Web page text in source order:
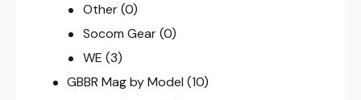
Other (0)
Socom Gear (0)
WE (3)
GBBR Mag by Model (10)